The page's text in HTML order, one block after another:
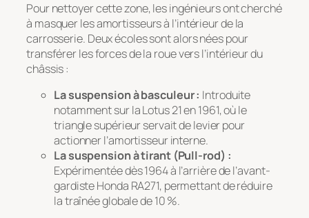
Pour nettoyer cette zone, les ingénieurs ont cherché
à masquer les amortisseurs à l’intérieur de la
carrosserie. Deux écoles sont alors nées pour
transférer les forces de la roue vers l’intérieur du
châssis :
La suspension à basculeur : Introduite
notamment sur la Lotus 21 en 1961, où le
triangle supérieur servait de levier pour
actionner l’amortisseur interne.
La suspension à tirant (Pull-rod) :
Expérimentée dès 1964 à l’arrière de l’avant-
gardiste Honda RA271, permettant de réduire
la traînée globale de 10 %.